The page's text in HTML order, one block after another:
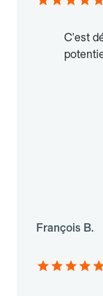
C'est
François B.